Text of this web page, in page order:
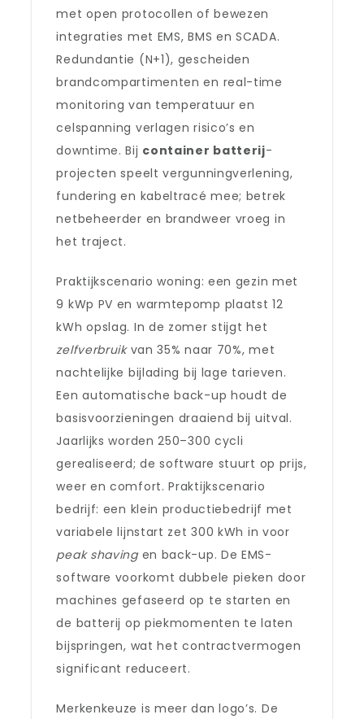
met open protocollen of bewezen
integraties met EMS, BMS en SCADA.
Redundantie (N+1), gescheiden
brandcompartimenten en real-time
monitoring van temperatuur en
celspanning verlagen risico’s en
downtime. Bij container batterij-
projecten speelt vergunningverlening,
fundering en kabeltracé mee; betrek
netbeheerder en brandweer vroeg in
het traject.
Praktijkscenario woning: een gezin met
9 kWp PV en warmtepomp plaatst 12
kWh opslag. In de zomer stijgt het
zelfverbruikvan 35% naar 70%, met
nachtelijke bijlading bij lage tarieven.
Een automatische back-up houdt de
basisvoorzieningen draaiend bij uitval.
Jaarlijks worden 250–300 cycli
gerealiseerd; de software stuurt op prijs,
weer en comfort. Praktijkscenario
bedrijf: een klein productiebedrijf met
variabele lijnstart zet 300 kWh in voor
peak shavingen back-up. De EMS-
software voorkomt dubbele pieken door
machines gefaseerd op te starten en
de batterij op piekmomenten te laten
bijspringen, wat het contractvermogen
significant reduceert.
Merkenkeuze is meer dan logo’s. De